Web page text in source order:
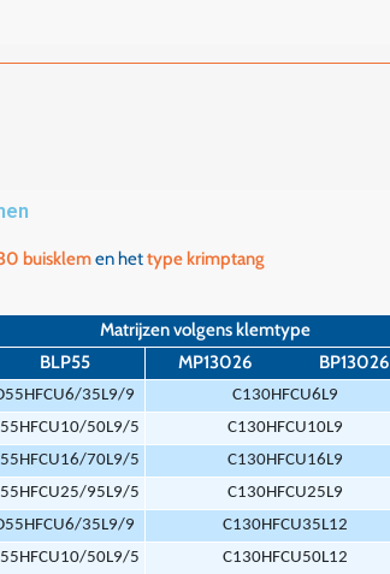
buisklemen hettype krimptang
Matrijzen volgens klemtype
BLP55 MP13026 BP13026
35L9/9 C130HFCU6L9
50L9/5 C130HFCU10L9
70L9/5 C130HFCU16L9
95L9/5 C130HFCU25L9
35L9/9 C130HFCU35L12
50L9/5 C130HFCU50L12